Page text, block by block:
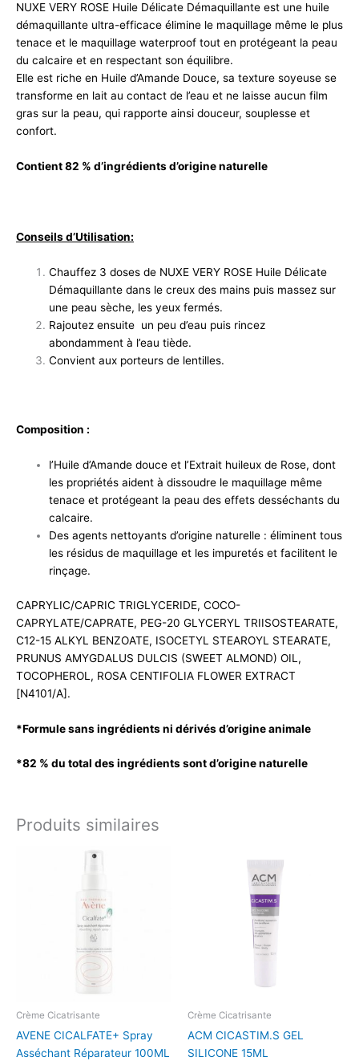
NUXE VERY ROSE Huile Délicate Démaquillante est une huile
démaquillante ultra-efficace élimine le maquillage même le plus
tenace et le maquillage waterproof tout en protégeant la peau
du calcaire et en respectant son équilibre.
Elle est riche en Huile d’Amande Douce, sa texture soyeuse se
transforme en lait au contact de l’eau et ne laisse aucun film
gras sur la peau, qui rapporte ainsi douceur, souplesse et
confort.
Contient 82 % d’ingrédients d’origine naturelle
Conseils d’Utilisation:
Chauffez 3 doses de NUXE VERY ROSE Huile Délicate
Démaquillante dans le creux des mains puis massez sur
une peau sèche, les yeux fermés.
Rajoutez ensuite un peu d’eau puis rincez
abondamment à l’eau tiède.
Convient aux porteurs de lentilles.
Composition :
l’Huile d’Amande douce et l’Extrait huileux de Rose, dont
les propriétés aident à dissoudre le maquillage même
tenace et protégeant la peau des effets desséchants du
calcaire.
Des agents nettoyants d’origine naturelle : éliminent tous
les résidus de maquillage et les impuretés et facilitent le
rinçage.
CAPRYLIC/CAPRIC TRIGLYCERIDE, COCO-
CAPRYLATE/CAPRATE, PEG-20 GLYCERYL TRIISOSTEARATE,
C12-15 ALKYL BENZOATE, ISOCETYL STEAROYL STEARATE,
PRUNUS AMYGDALUS DULCIS (SWEET ALMOND) OIL,
TOCOPHEROL, ROSA CENTIFOLIA FLOWER EXTRACT
[N4101/A].
*Formule sans ingrédients ni dérivés d’origine animale
*82 % du total des ingrédients sont d’origine naturelle
Produits similaires
Crème Cicatrisante
AVENE CICALFATE+ Spray
Asséchant Réparateur 100ML
Crème Cicatrisante
ACM CICASTIM.S GEL
SILICONE 15ML